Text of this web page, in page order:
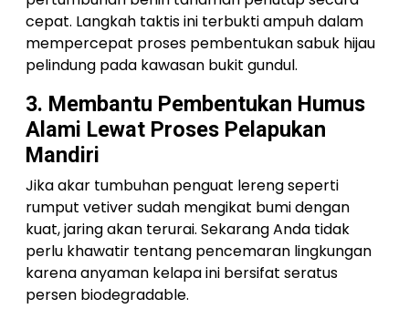
cepat. Langkah taktis ini terbukti ampuh dalam
mempercepat proses pembentukan sabuk hijau
pelindung pada kawasan bukit gundul.
3. Membantu Pembentukan Humus
Alami Lewat Proses Pelapukan
Mandiri
Jika akar tumbuhan penguat lereng seperti
rumput vetiver sudah mengikat bumi dengan
kuat, jaring akan terurai. Sekarang Anda tidak
perlu khawatir tentang pencemaran lingkungan
karena anyaman kelapa ini bersifat seratus
persen biodegradable.